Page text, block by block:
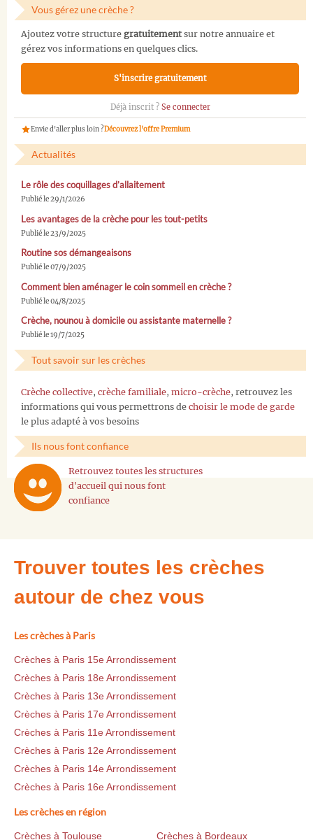
Vous gérez une crèche ?
Ajoutez votre structure gratuitementsur notre annuaire et
gérez vos informations en quelques clics.
S'inscrire gratuitement
Déjà inscrit ? Se connecter
Envie d'aller plus loin ?Découvrez l'offre Premium
Actualités
Le rôle des coquillages d’allaitement
Publié le 29/1/2026
Les avantages de la crèche pour les tout-petits
Publié le 23/9/2025
Routine sos démangeaisons
Publié le 07/9/2025
Comment bien aménager le coin sommeil en crèche ?
Publié le 04/8/2025
Crèche, nounou à domicile ou assistante maternelle ?
Publié le 19/7/2025
Tout savoir sur les crèches
Crèche collective, crèche familiale, micro-crèche, retrouvez les
informations qui vous permettrons de choisir le mode de garde
le plus adapté à vos besoins
Ils nous font confiance
Retrouvez toutes les structures
d'accueil qui nous font
confiance
Trouver toutes les crèches
autour de chez vous
Les crèches à Paris
Crèches à Paris 15e Arrondissement
Crèches à Paris 18e Arrondissement
Crèches à Paris 13e Arrondissement
Crèches à Paris 17e Arrondissement
Crèches à Paris 11e Arrondissement
Crèches à Paris 12e Arrondissement
Crèches à Paris 14e Arrondissement
Crèches à Paris 16e Arrondissement
Les crèches en région
Crèches à Toulouse
Crèches à Bordeaux